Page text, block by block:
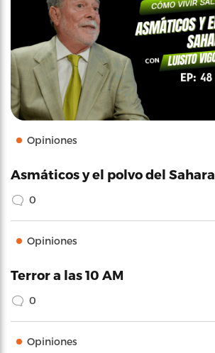
Opiniones
Asmáticos y el polvo del Sahara
0
Opiniones
Terror a las 10 AM
0
Opiniones